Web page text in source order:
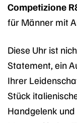
Competizione
für Männer mit
Diese Uhr ist
Statement, ein
Ihrer
Stück
Handgelenk